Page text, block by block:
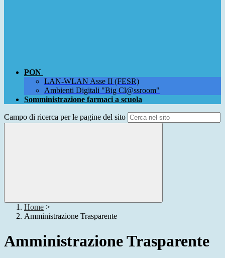
PON
LAN-WLAN Asse II (FESR)
Ambienti Digitali "Big Cl@ssroom"
Somministrazione farmaci a scuola
Campo di ricerca per le pagine del sito
Home >
Amministrazione Trasparente
Amministrazione Trasparente